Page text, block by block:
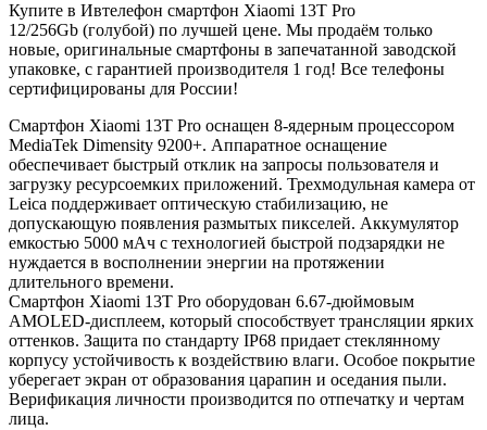
Купите в Ивтелефон смартфон Xiaomi 13T Pro
12/256Gb (голубой) по лучшей цене. Мы продаём только
новые, оригинальные смартфоны в запечатанной заводской
упаковке, с гарантией производителя 1 год! Все телефоны
сертифицированы для России!
Смартфон Xiaomi 13T Pro оснащен 8-ядерным процессором
MediaTek Dimensity 9200+. Аппаратное оснащение
обеспечивает быстрый отклик на запросы пользователя и
загрузку ресурсоемких приложений. Трехмодульная камера от
Leica поддерживает оптическую стабилизацию, не
допускающую появления размытых пикселей. Аккумулятор
емкостью 5000 мАч с технологией быстрой подзарядки не
нуждается в восполнении энергии на протяжении
длительного времени.
Смартфон Xiaomi 13T Pro оборудован 6.67-дюймовым
AMOLED-дисплеем, который способствует трансляции ярких
оттенков. Защита по стандарту IP68 придает стеклянному
корпусу устойчивость к воздействию влаги. Особое покрытие
уберегает экран от образования царапин и оседания пыли.
Верификация личности производится по отпечатку и чертам
лица.